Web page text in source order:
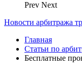
Prev Next
Новости арбитража
Главная
Статьи по
Бесплатные